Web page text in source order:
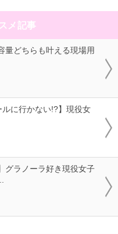
メ記事
量どちらも叶える現場用
に行かない!?】現役女
グラノーラ好き現役女子